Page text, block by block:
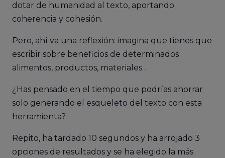
dotar de humanidad al texto, aportando
coherencia y cohesión.
Pero, ahí va una reflexión: imagina que tienes que
escribir sobre beneficios de determinados
alimentos, productos, materiales…
¿Has pensado en el tiempo que podrías ahorrar
solo generando el esqueleto del texto con esta
herramienta?
Repito, ha tardado 10 segundos y ha arrojado 3
opciones de resultados y se ha elegido la más